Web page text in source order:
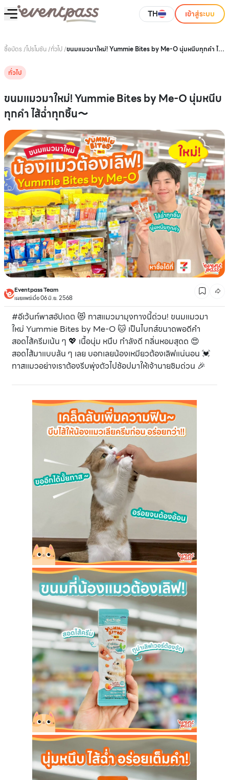
TH เข้าสู่ระบบ
ซื้อบัตร /โปรโมชัน/ทั่วไป/ขนมแมวมาใหม่! Yummie Bites by Me-O นุ่มหนีบทุกคำ ไส้
ทั่วไป
ขนมแมวมาใหม่! Yummie Bites by Me-O นุ่มหนีบ
ทุกคำ ไส้ฉ่ำทุกชิ้น〜
Eventpass Team
เผยแพร่เมื่อ 06 มิ.ย. 2568
#อีเว้นท์พาสอัปเดต 😻 ทาสแมวมามุงทางนี้ด่วน! ขนมแมวมา
ใหม่ Yummie Bites by Me-O 🐱 เป็นไบทส์ขนาดพอดีคำ
สอดไส้ครีมเน้น ๆ 💖 เนื้อนุ่ม หนึบ กำลังดี กลิ่นหอมสุดด 😍
สอดไส้มาแบบล้น ๆ เลย บอกเลยน้องเหมียวต้องเลิฟแน่นอน 💓
ทาสเเมวอย่างเราต้องรีบพุ่งตัวไปช้อปมาให้เจ้านายชิมด่วน 🎉